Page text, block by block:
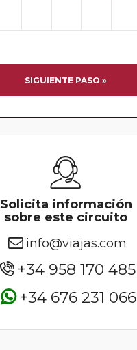
SIGUIENTE PASO »
Solicita información
sobre este circuito
info@viajas.com
+34 958 170 485
+34 676 231 066